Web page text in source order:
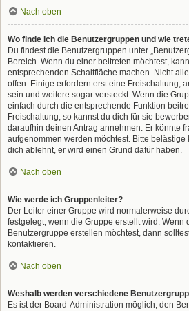
Nach oben
Wo finde ich die Benutzergruppen und wie
Du findest die Benutzergruppen unter
Bereich. Wenn du einer beitreten möchtest,
entsprechenden Schaltfläche machen. Nicht
offen. Einige erfordern erst eine Freischaltung,
sein und weitere sogar versteckt. Wenn die
einfach durch die entsprechende Funktion
Freischaltung, so kannst du dich für sie
daraufhin deinen Antrag annehmen. Er könnte
aufgenommen werden möchtest. Bitte
dich ablehnt, er wird einen Grund dafür haben.
Nach oben
Wie werde ich Gruppenleiter?
Der Leiter einer Gruppe wird normalerweise
festgelegt, wenn die Gruppe erstellt wird. Wenn
Benutzergruppe erstellen möchtest, dann
kontaktieren.
Nach oben
Weshalb werden verschiedene
Es ist der Board-Administration möglich, den